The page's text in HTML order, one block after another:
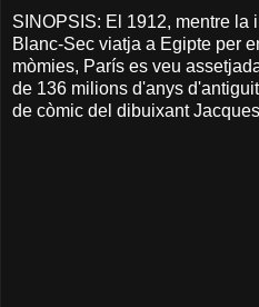
SINOPSIS: El 1912, mentre la
Blanc-Sec viatja a Egipte per
mòmies, París es veu
de 136 milions d'anys
de còmic del dibuixant